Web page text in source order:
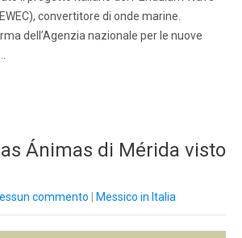
convertitore di onde marine.
dell’Agenzia nazionale per le nuove
Ánimas di Mérida visto
commento Messico in Italia